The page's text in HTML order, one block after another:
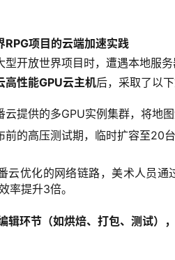
项目的云端加速实践
型开放世界项目时，遭遇本地服
高性能GPU云主机后，采取了以下
云提供的多GPU实例集群，将地
前的高压测试期，临时扩容至20
云优化的网络链路，美术人员
率提升3倍。
辑环节（如烘焙、打包、测试）